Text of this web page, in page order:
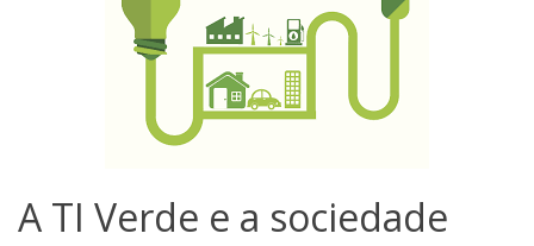
A TI Verde e a sociedade